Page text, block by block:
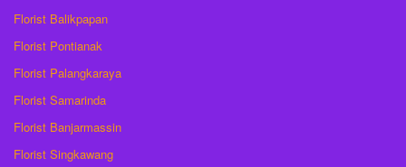
Florist Balikpapan
Florist Pontianak
Florist Palangkaraya
Florist Samarinda
Florist Banjarmassin
Florist Singkawang